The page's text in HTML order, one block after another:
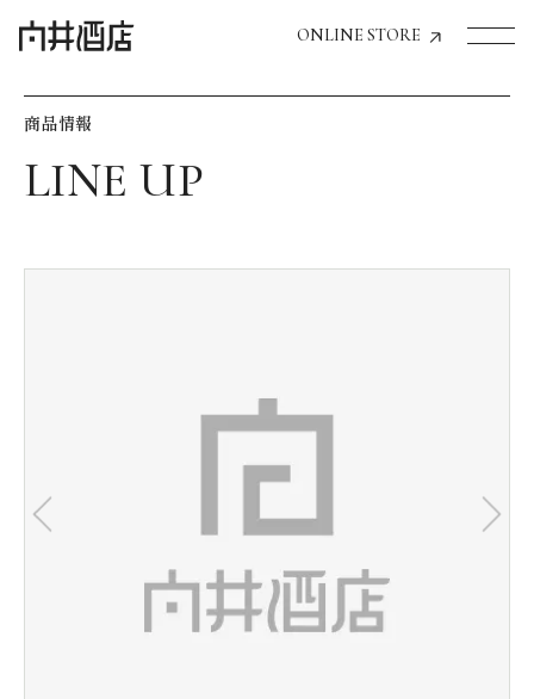
ONLINE STORE
飲食店経営のお客様
お気に入り機能の活用方法
会社情報
商品情報